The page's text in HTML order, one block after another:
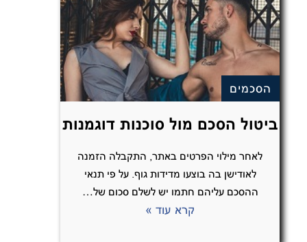
הסכמים
ביטול הסכם מול סוכנות דוגמנות
לאחר מילוי הפרטים באתר, התקבלה הזמנה
לאודישן בה בוצעו מדידות גוף. על פי תנאי
ההסכם עליהם חתמו יש לשלם סכום של…
קרא עוד »